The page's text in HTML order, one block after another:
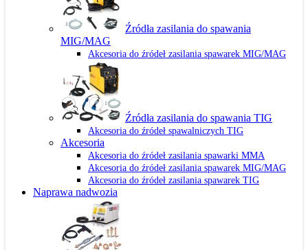
Źródła zasilania do spawania
MIG/MAG
Akcesoria do źródeł zasilania spawarek MIG/MAG
Źródła zasilania do spawania TIG
Akcesoria do źródeł spawalniczych TIG
Akcesoria
Akcesoria do źródeł zasilania spawarki MMA
Akcesoria do źródeł zasilania spawarek MIG/MAG
Akcesoria do źródeł zasilania spawarek TIG
Naprawa nadwozia